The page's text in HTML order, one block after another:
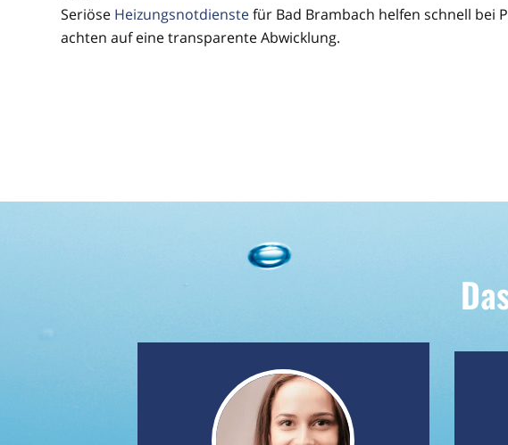
Seriöse Heizungsnotdienstefür Bad Brambach helfen schnell bei
achten auf eine transparente Abwicklung.